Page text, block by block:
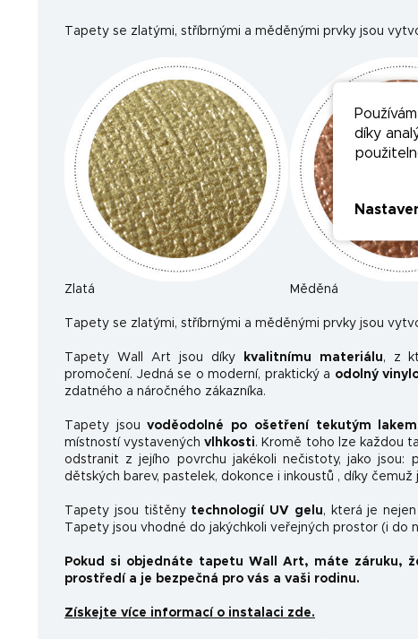
díky
Tapety se zlatými, stříbrnými a měděnými prvky jsou
Zlatá Měděná
Tapety se zlatými, stříbrnými a měděnými prvky jsou
Tapety Wall Art jsou díky kvalitnímu materiálu, z
promočení. Jedná se o moderní, praktický a odolný
zdatného a náročného zákazníka.
Tapety jsouvoděodolné po ošetření tekutým lakem
místností vystavenýchvlhkosti. Kromě toho lze každou
odstranit z jejího povrchu jakékoli nečistoty, jako jsou:
dětských barev, pastelek, dokonce i inkoustů , díky
Tapety jsou tištěny technologií UV gelu, která je nejen
Tapety jsou vhodné do jakýchkoli veřejných prostor (i do
Pokud si objednáte tapetu Wall Art, máte záruku,
prostředí a je bezpečná pro vás a vaši rodinu.
Získejte více informací o instalaci zde.